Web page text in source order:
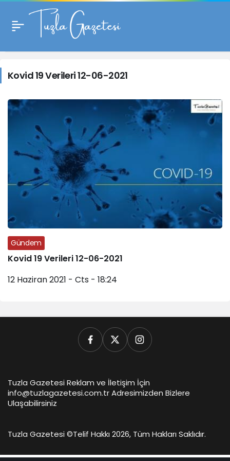
Kovid
19
Verileri
12-
06-
2021
Haberleri
Kovid 19 Verileri 12-06-2021
Gündem
Kovid 19 Verileri 12-06-2021
12 Haziran 2021 - Cts - 18:24
Tuzla Gazetesi Reklam ve İletişim İçin
info@tuzlagazetesi.com.tr Adresimizden Bizlere
Ulaşabilirsiniz
Tuzla Gazetesi ©Telif Hakkı 2026, Tüm Hakları Saklıdır.